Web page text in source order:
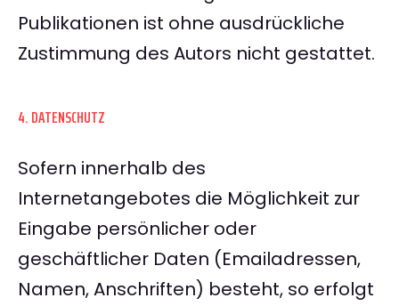
Publikationen ist ohne ausdrückliche
Zustimmung des Autors nicht gestattet.
4. DATENSCHUTZ
Sofern innerhalb des
Internetangebotes die Möglichkeit zur
Eingabe persönlicher oder
geschäftlicher Daten (Emailadressen,
Namen, Anschriften) besteht, so erfolgt